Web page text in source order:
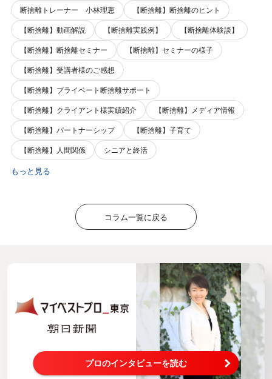
断捨離トレーナー 小林理恵
【断捨離】断捨離のヒント
【断捨離】動画解説
【断捨離実践例】
【断捨離体験談】
【断捨離】断捨離セミナー
【断捨離】セミナーの様子
【断捨離】受講者様のご感想
【断捨離】プライベート断捨離サポート
【断捨離】クライアント様実績紹介
【断捨離】メディア情報
【断捨離】パートナーシップ
【断捨離】子育て
【断捨離】人間関係
シニアと終活
もっと見る
コラム一覧に戻る
プロのインタビューを読む